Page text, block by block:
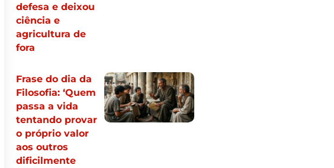
defesa e deixou
ciência e
agricultura de
fora
Frase do dia da
Filosofia: ‘Quem
passa a vida
tentando provar
o próprio valor
aos outros
dificilmente